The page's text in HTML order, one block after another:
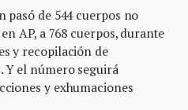
pasó de 544 cuerpos no
AP, a 768 cuerpos, durante
y recopilación de
el número seguirá
y exhumaciones